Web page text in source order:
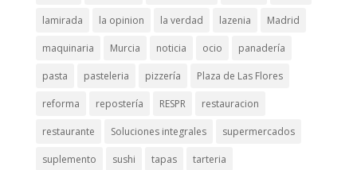
lamirada la opinion la verdad lazenia Madrid
maquinaria Murcia noticia ocio panadería
pasta pasteleria pizzería Plaza de Las Flores
reforma repostería RESPR restauracion
restaurante Soluciones integrales supermercados
suplemento sushi tapas tarteria